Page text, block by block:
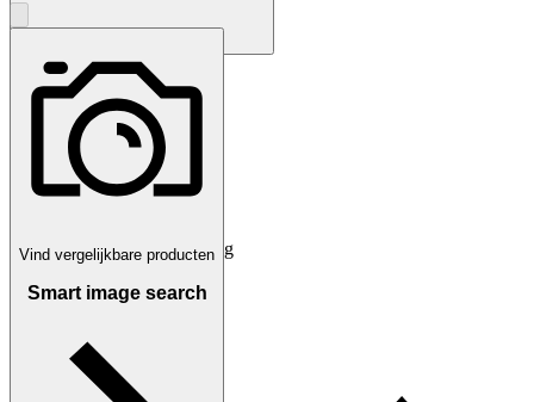
Betaling Via Tradera
Kies voor kopersbescherming
Vind vergelijkbare producten
Smart image search